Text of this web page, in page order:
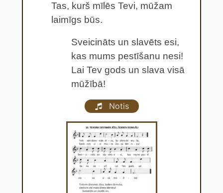
Tas, kurš mīlēs Tevi, mūžam
laimīgs būs.
Sveicināts un slavēts esi,
kas mums pestīšanu nesi!
Lai Tev gods un slava visā
mūžībā!
Notis